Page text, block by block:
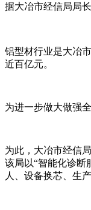
据大冶市经信局局
铝型材行业是大冶
近百亿元。
为进一步做大做强
为此，大冶市经信
该局以“智能化诊断
人、设备换芯、生